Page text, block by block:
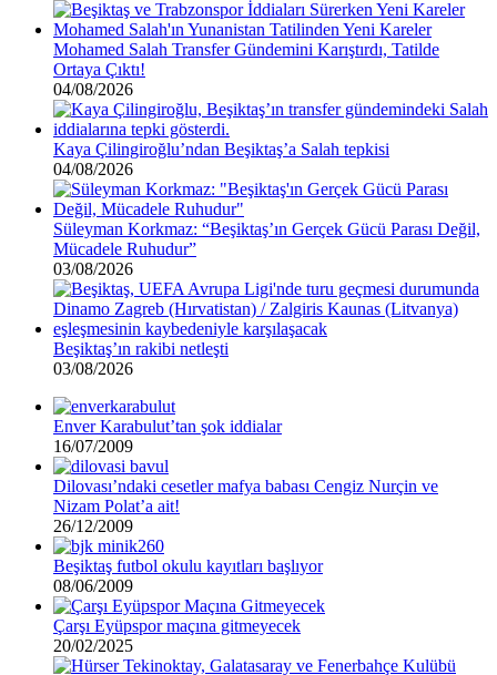
Mohamed Salah Transfer Gündemini Karıştırdı, Tatilde
Ortaya Çıktı!
04/08/2026
Kaya Çilingiroğlu’ndan Beşiktaş’a Salah tepkisi
04/08/2026
Süleyman Korkmaz: “Beşiktaş’ın Gerçek Gücü Parası Değil,
Mücadele Ruhudur”
03/08/2026
Beşiktaş’ın rakibi netleşti
03/08/2026
Enver Karabulut’tan şok iddialar
16/07/2009
Dilovası’ndaki cesetler mafya babası Cengiz Nurçin ve
Nizam Polat’a ait!
26/12/2009
Beşiktaş futbol okulu kayıtları başlıyor
08/06/2009
Çarşı Eyüpspor maçına gitmeyecek
20/02/2025